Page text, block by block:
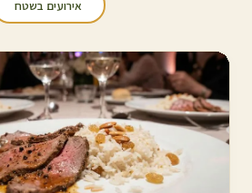
אירועים בשטח